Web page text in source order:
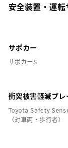
安全装置・運転
サポカー
サポカーS
衝突被害軽減ブレ
Toyota Safety
（対車両・歩行者）